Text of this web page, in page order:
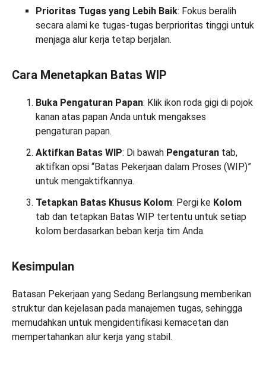
Prioritas Tugas yang Lebih Baik: Fokus beralih
secara alami ke tugas-tugas berprioritas tinggi untuk
menjaga alur kerja tetap berjalan.
Cara Menetapkan Batas WIP
Buka Pengaturan Papan: Klik ikon roda gigi di pojok
kanan atas papan Anda untuk mengakses
pengaturan papan.
Aktifkan Batas WIP: Di bawah Pengaturan tab,
aktifkan opsi “Batas Pekerjaan dalam Proses (WIP)”
untuk mengaktifkannya.
Tetapkan Batas Khusus Kolom: Pergi ke Kolom
tab dan tetapkan Batas WIP tertentu untuk setiap
kolom berdasarkan beban kerja tim Anda.
Kesimpulan
Batasan Pekerjaan yang Sedang Berlangsung memberikan
struktur dan kejelasan pada manajemen tugas, sehingga
memudahkan untuk mengidentifikasi kemacetan dan
mempertahankan alur kerja yang stabil.